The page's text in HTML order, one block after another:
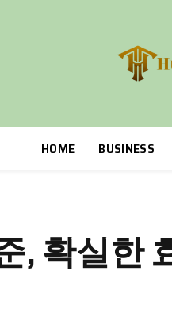
HOME BUSINESS
, 확실한